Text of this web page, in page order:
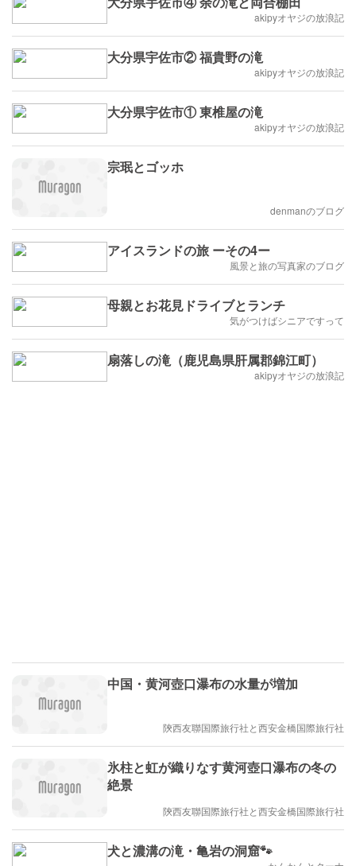
akipyオヤジの放浪記
大分県宇佐市② 福貴野の滝
akipyオヤジの放浪記
大分県宇佐市① 東椎屋の滝
akipyオヤジの放浪記
宗珉とゴッホ
denmanのブログ
アイスランドの旅 ーその4ー
風景と旅の写真家のブログ
母親とお花見ドライブとランチ
気がつけばシニアですって
扇落しの滝（鹿児島県肝属郡錦江町）
akipyオヤジの放浪記
中国・黄河壺口瀑布の水量が増加
陝西友聯国際旅行社と西安金橋国際旅行社
氷柱と虹が織りなす黄河壺口瀑布の冬の
絶景
陝西友聯国際旅行社と西安金橋国際旅行社
犬と濃溝の滝・亀岩の洞窟🐾